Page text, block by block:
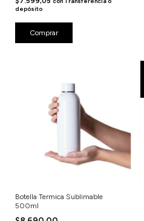
depósito
Botella Termica Sublimable
500ml